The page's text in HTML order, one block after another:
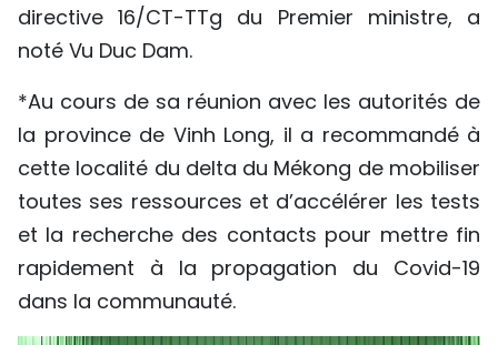
directive 16/CT-TTg du Premier ministre, a
noté Vu Duc Dam.
*Au cours de sa réunion avec les autorités de
la province de Vinh Long, il a recommandé à
cette localité du delta du Mékong de mobiliser
toutes ses ressources et d’accélérer les tests
et la recherche des contacts pour mettre fin
rapidement à la propagation du Covid-19
dans la communauté.